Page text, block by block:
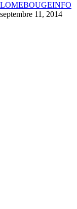
LOMEBOUGEINFO
septembre 11, 2014